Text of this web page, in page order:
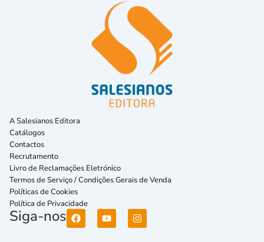
A Salesianos Editora
Catálogos
Contactos
Recrutamento
Livro de Reclamações Eletrónico
Termos de Serviço / Condições Gerais de Venda
Políticas de Cookies
Política de Privacidade
Siga-nos